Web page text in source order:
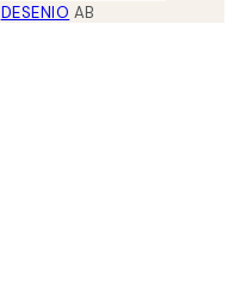
DESENIO AB